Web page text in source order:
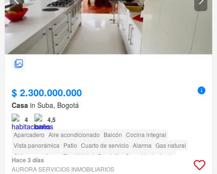
$ 2.300.000.000
Casa in Suba, Bogotá
4 4,5
Aparcadero Aire acondicionado Balcón Cocina integral
Vista panorámica Patio Cuarto de servicio Alarma Gas natural
Chimenea
Agua Electricidad Depósito
Seguridad privada
Área infantil Jardín Barbecue
Hace 3 días
AURORA SERVICIOS INMOBILIARIOS